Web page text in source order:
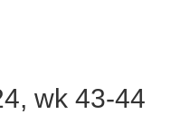
wk 43-44